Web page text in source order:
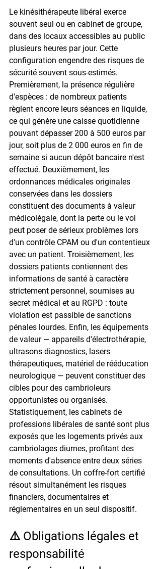
Le kinésithérapeute libéral exerce
souvent seul ou en cabinet de groupe,
dans des locaux accessibles au public
plusieurs heures par jour. Cette
configuration engendre des risques de
sécurité souvent sous-estimés.
Premièrement, la présence régulière
d'espèces : de nombreux patients
règlent encore leurs séances en liquide,
ce qui génère une caisse quotidienne
pouvant dépasser 200 à 500 euros par
jour, soit plus de 2 000 euros en fin de
semaine si aucun dépôt bancaire n'est
effectué. Deuxièmement, les
ordonnances médicales originales
conservées dans les dossiers
constituent des documents à valeur
médicolégale, dont la perte ou le vol
peut poser de sérieux problèmes lors
d'un contrôle CPAM ou d'un contentieux
avec un patient. Troisièmement, les
dossiers patients contiennent des
informations de santé à caractère
strictement personnel, soumises au
secret médical et au RGPD : toute
violation est passible de sanctions
pénales lourdes. Enfin, les équipements
de valeur — appareils d'électrothérapie,
ultrasons diagnostics, lasers
thérapeutiques, matériel de rééducation
neurologique — peuvent constituer des
cibles pour des cambrioleurs
opportunistes ou organisés.
Statistiquement, les cabinets de
professions libérales de santé sont plus
exposés que les logements privés aux
cambriolages diurnes, profitant des
moments d'absence entre deux séries
de consultations. Un coffre-fort certifié
résout simultanément les risques
financiers, documentaires et
réglementaires en un seul dispositif.
⚠️ Obligations légales et
responsabilité